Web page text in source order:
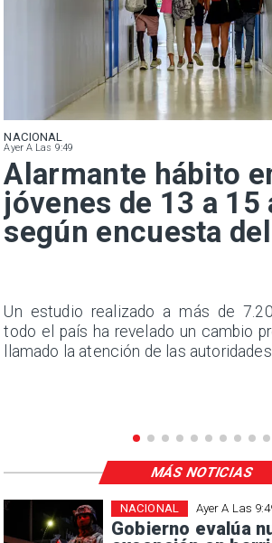
NACIONAL
Ayer A Las 9:49
Alarmante hábito
jóvenes de 13 a 15
según encuesta
Un estudio realizado a más de
todo el país ha revelado un cambio
llamado la atención de las
Ayer A Las
Gobierno evalúa
NACIONAL
MÁS NOTICIAS